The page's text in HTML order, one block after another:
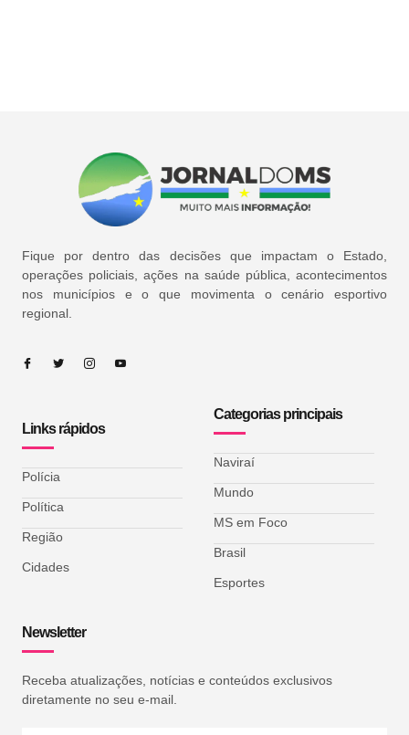
Fique por dentro das decisões que impactam o Estado,
operações policiais, ações na saúde pública, acontecimentos
nos municípios e o que movimenta o cenário esportivo
regional.
Links rápidos
Polícia
Política
Região
Cidades
Categorias principais
Naviraí
Mundo
MS em Foco
Brasil
Esportes
Newsletter
Receba atualizações, notícias e conteúdos exclusivos
diretamente no seu e-mail.